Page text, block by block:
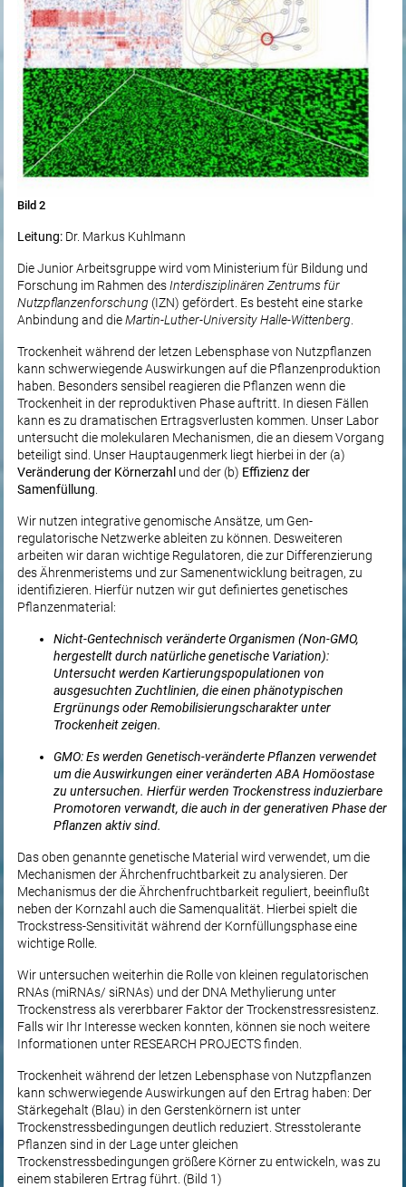
Bild 2
Leitung: Dr. Markus Kuhlmann
Die Junior Arbeitsgruppe wird vom Ministerium für Bildung und
Forschung im Rahmen des Interdisziplinären Zentrums für
Nutzpflanzenforschung (IZN) gefördert. Es besteht eine starke
Anbindung and dieMartin-Luther-University Halle-Wittenberg
Trockenheit während der letzen Lebensphase von Nutzpflanzen
kann schwerwiegende Auswirkungen auf die Pflanzenproduktion
haben. Besonders sensibel reagieren die Pflanzen wenn die
Trockenheit in der reproduktiven Phase auftritt. In diesen Fällen
kann es zu dramatischen Ertragsverlusten kommen. Unser Labor
untersucht die molekularen Mechanismen, die an diesem Vorgang
beteiligt sind. Unser Hauptaugenmerk liegt hierbei in der (a)
Veränderung der Körnerzahl und der (b) Effizienz der
Samenfüllung
Wir nutzen integrative genomische Ansätze, um Gen-
regulatorische Netzwerke ableiten zu können. Desweiteren
arbeiten wir daran wichtige Regulatoren, die zur Differenzierung
des Ährenmeristems und zur Samenentwicklung beitragen, zu
identifizieren. Hierfür nutzen wir gut definiertes genetisches
Pflanzenmaterial:
Nicht-Gentechnisch veränderte Organismen (Non-GMO,
hergestellt durch natürliche genetische Variation):
Untersucht werden Kartierungspopulationen von
ausgesuchten Zuchtlinien, die einen phänotypischen
Ergrünungs oder Remobilisierungscharakter unter
Trockenheit zeigen.
GMO: Es werden Genetisch-veränderte Pflanzen verwendet
um die Auswirkungen einer veränderten ABA Homöostase
zu untersuchen. Hierfür werden Trockenstress induzierbare
Promotoren verwandt, die auch in der generativen Phase der
Pflanzen aktiv sind.
Das oben genannte genetische Material wird verwendet, um die
Mechanismen der Ährchenfruchtbarkeit zu analysieren. Der
Mechanismus der die Ährchenfruchtbarkeit reguliert, beeinflußt
neben der Kornzahl auch die Samenqualität. Hierbei spielt die
Trockstress-Sensitivität während der Kornfüllungsphase eine
wichtige Rolle.
Wir untersuchen weiterhin die Rolle von kleinen regulatorischen
RNAs (miRNAs/ siRNAs) und der DNA Methylierung unter
Trockenstress als vererbbarer Faktor der Trockenstressresistenz.
Falls wir Ihr Interesse wecken konnten, können sie noch weitere
Informationen unter RESEARCH PROJECTS finden.
Trockenheit während der letzen Lebensphase von Nutzpflanzen
kann schwerwiegende Auswirkungen auf den Ertrag haben: Der
Stärkegehalt (Blau) in den Gerstenkörnern ist unter
Trockenstressbedingungen deutlich reduziert. Stresstolerante
Pflanzen sind in der Lage unter gleichen
Trockenstressbedingungen größere Körner zu entwickeln, was zu
einem stabileren Ertrag führt. (Bild 1)